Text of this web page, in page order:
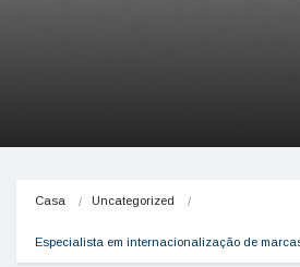
Casa Uncategorized
Especialista em internacionalização de